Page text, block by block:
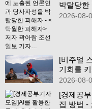
박탈당한
조선일보
2026-08-
[비주얼
기회를
청
2026-08-
[경제공
집 방법 -